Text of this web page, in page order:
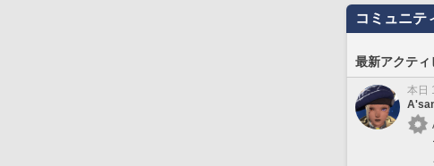
コミュニテ
最新アクティ
本日